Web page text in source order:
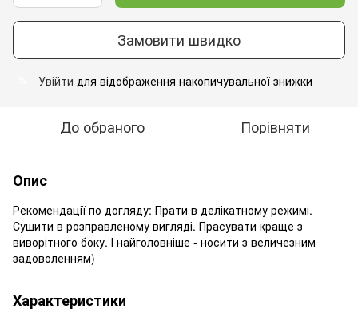
Замовити швидко
Увійти для відображення накопичувальної знижки
До обраного Порівняти
Опис
Рекомендації по догляду: Прати в делікатному режимі.
Сушити в розправленому вигляді. Прасувати краще з
виворітного боку. І найголовніше - носити з величезним
задоволенням)
Характеристики